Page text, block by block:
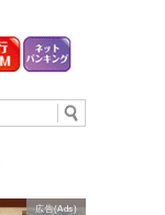
広告(Ads)